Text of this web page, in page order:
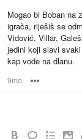
Mogao bi Boban na
igrača, riješiš se
Vidović, Villar,
jedini koji slavi
kap vode na dlanu.
9mo